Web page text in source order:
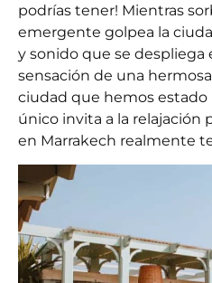
podrías tener! Mientras
emergente golpea la
y sonido que se despliega
sensación de una
ciudad que hemos estado
único invita a la relajación
en Marrakech realmente